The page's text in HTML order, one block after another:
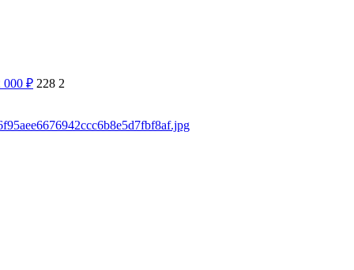
000 ₽ 228 2